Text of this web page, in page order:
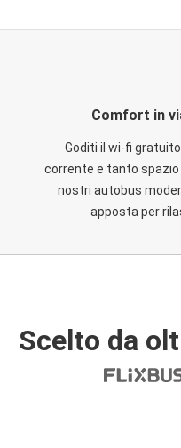
Comfort in
Goditi il wi-fi
corrente e tanto spazio
nostri autobus
apposta per
Scelto da